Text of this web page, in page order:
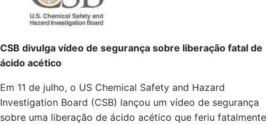
CSB divulga vídeo de segurança sobre liberação fatal de
ácido acético
Em 11 de julho, o US Chemical Safety and Hazard
Investigation Board (CSB) lançou um vídeo de segurança
sobre uma liberação de ácido acético que feriu fatalmente